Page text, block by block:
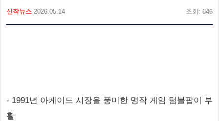
신작뉴스 2026.05.14 조회: 646
- 1991년 아케이드 시장을 풍미한 명작 게임 텀블팝이 부
활